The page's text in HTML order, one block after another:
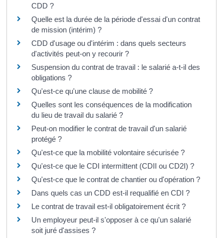
CDD ?
Quelle est la durée de la période d'essai d'un contrat
de mission (intérim) ?
CDD d'usage ou d'intérim : dans quels secteurs
d'activités peut-on y recourir ?
Suspension du contrat de travail : le salarié a-t-il des
obligations ?
Qu'est-ce qu'une clause de mobilité ?
Quelles sont les conséquences de la modification
du lieu de travail du salarié ?
Peut-on modifier le contrat de travail d'un salarié
protégé ?
Qu'est-ce que la mobilité volontaire sécurisée ?
Qu'est-ce que le CDI intermittent (CDII ou CD2I) ?
Qu'est-ce que le contrat de chantier ou d'opération ?
Dans quels cas un CDD est-il requalifié en CDI ?
Le contrat de travail est-il obligatoirement écrit ?
Un employeur peut-il s'opposer à ce qu'un salarié
soit juré d'assises ?